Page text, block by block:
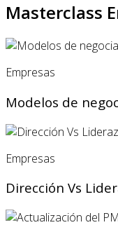
Masterclass
Empresas
Modelos de
Empresas
Dirección Vs